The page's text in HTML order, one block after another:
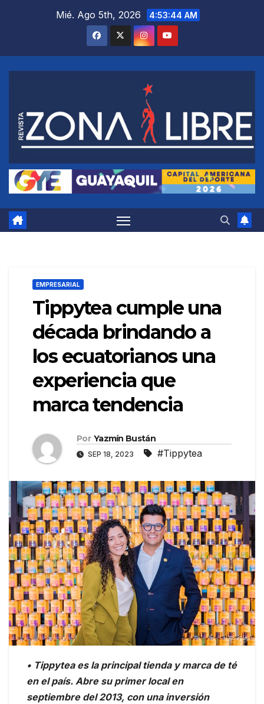
Mié. Ago 5th, 2026 4:53:45 AM
EMPRESARIAL
Tippytea cumple una
década brindando a
los ecuatorianos una
experiencia que
marca tendencia
Por Yazmín Bustán
SEP 18, 2023 #Tippytea
• Tippytea es la principal tienda y marca de té
en el país. Abre su primer local en
septiembre del 2013, con una inversión